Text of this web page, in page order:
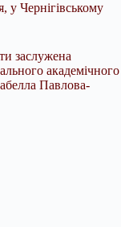
у Чернігівському
заслужена
академічного
Павлова-